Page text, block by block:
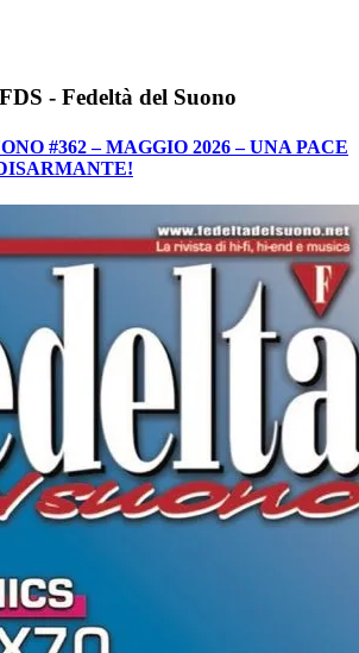
- Fedeltà del Suono
#362 – MAGGIO 2026 – UNA PACE